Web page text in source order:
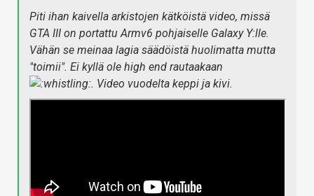
Piti ihan kaivella arkistojen kätköistä video, missä
GTA III on portattu Armv6 pohjaiselle Galaxy Y:lle.
Vähän se meinaa lagia säädöistä huolimatta mutta
"toimii". Ei kyllä ole high end rautaakaan
. Video vuodelta keppi ja kivi.